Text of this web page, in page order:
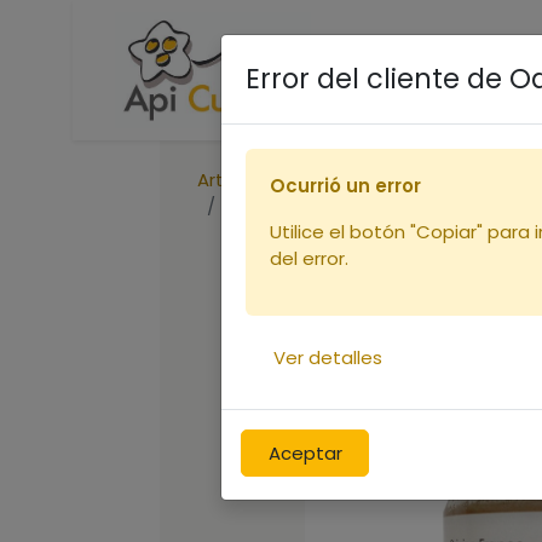
Accueil Boutique
Articles
Miels
Error del cliente de
Aceptar
Ocurrió un error
Utilice el botón "Copiar" para
del error.
Ver detalles